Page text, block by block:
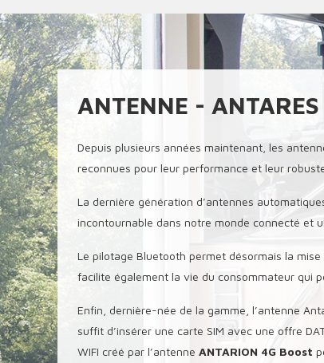
ANTENNE -
Depuis plusieurs années maintenant, les
reconnues pour leur performance et leur
La dernière génération d’antennes
incontournable dans notre monde connecté et
Le pilotage Bluetooth permet désormais la
facilite également la vie du consommateur qui
Enfin, dernière-née de la gamme, l’antenne
suffit d’insérer une carte SIM avec une offre
WIFI créé par l’antenne ANTARION 4G Boost